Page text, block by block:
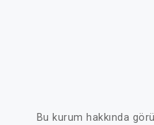
Bu kurum hakkında